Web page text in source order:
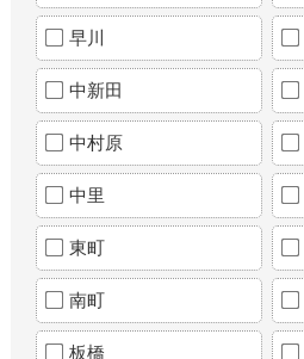
早川
中新田
中村原
中里
東町
南町
板橋